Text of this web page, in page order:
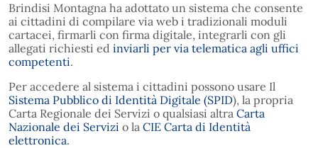
Brindisi Montagna ha adottato un sistema che consente
ai cittadini di compilare via web i tradizionali moduli
cartacei, firmarli con firma digitale, integrarli con gli
allegati richiesti ed inviarli per via telematica agli uffici
competenti.
Per accedere al sistema i cittadini possono usare Il
Sistema Pubblico di Identità Digitale (SPID), la propria
Carta Regionale dei Servizi o qualsiasi altra Carta
Nazionale dei Servizi o la CIE Carta di Identità
elettronica.